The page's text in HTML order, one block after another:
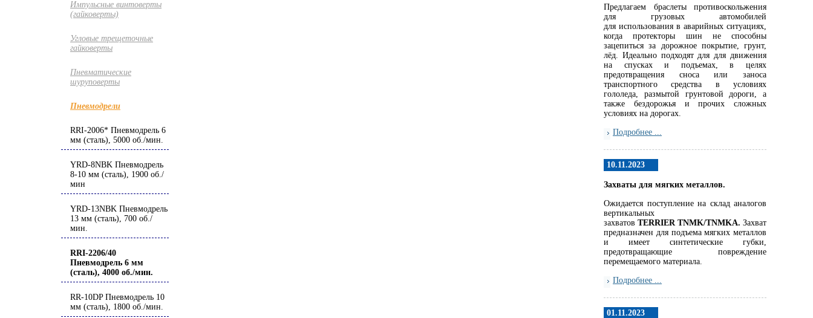
Импульсные винтоверты
(гайковерты)
Угловые трещеточные
гайковерты
Пневматические
шуруповерты
Пневмодрели
RRI-2006* Пневмодрель 6
мм (сталь), 5000 об./мин.
YRD-8NBK Пневмодрель
8-10 мм (сталь), 1900 об./
мин
YRD-13NBK Пневмодрель
13 мм (сталь), 700 об./
мин.
RRI-2206/40
Пневмодрель 6 мм
(сталь), 4000 об./мин.
RR-10DP Пневмодрель 10
мм (сталь), 1800 об./мин.
Предлагаем браслеты противоскольжения
для грузовых автомобилей
для использования в аварийных ситуациях,
когда протекторы шин не способны
зацепиться за дорожное покрытие, грунт,
лёд. Идеально подходят для для движения
на спусках и подъемах, в целях
предотвращения сноса или заноса
транспортного средства в условиях
гололеда, размытой грунтовой дороги, а
также бездорожья и прочих сложных
условиях на дорогах.
Подробнее ...
10.11.2023
Захваты для мягких металлов.
Ожидается поступление на склад аналогов
вертикальных
захватов TERRIERTNMK/TNMKA. Захват
предназначен для подъема мягких металлов
и имеет синтетические губки,
предотвращающие повреждение
перемещаемого материала.
Подробнее ...
01.11.2023